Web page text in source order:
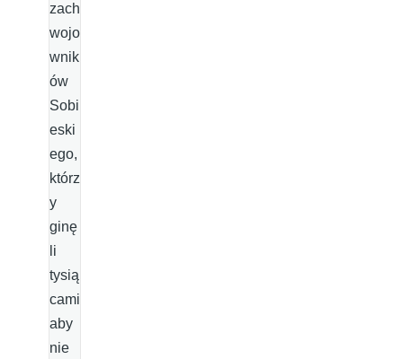
zach
wojo
wnik
ów
Sobi
eski
ego,
którz
y
ginę
li
tysią
cami
aby
nie